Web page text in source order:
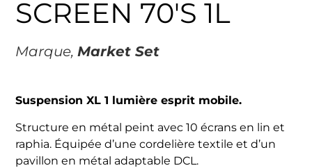
SCREEN 70'S 1L
Marque,Market Set
Suspension XL 1 lumière esprit mobile.
Structure en métal peint avec 10 écrans en lin et
raphia. Équipée d’une cordelière textile et d’un
pavillon en métal adaptable DCL.